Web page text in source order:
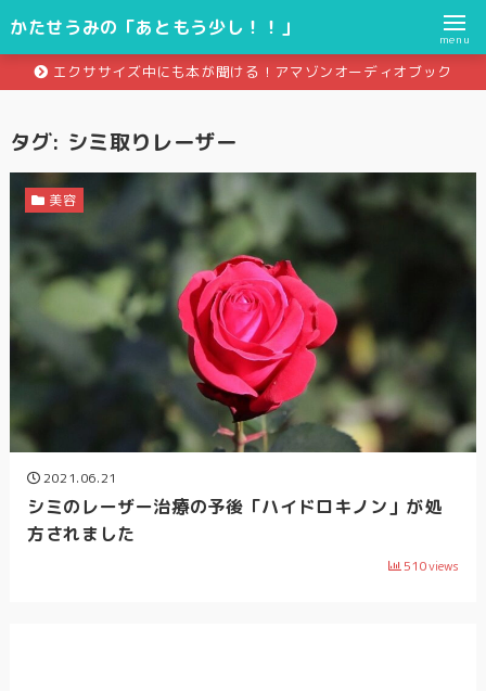
かたせうみの「あともう少し！！」
menu
エクササイズ中にも本が聞ける！アマゾンオーディオブック
タグ: シミ取りレーザー
2021.06.21
シミのレーザー治療の予後「ハイドロキノン」が処
方されました
510views
美容